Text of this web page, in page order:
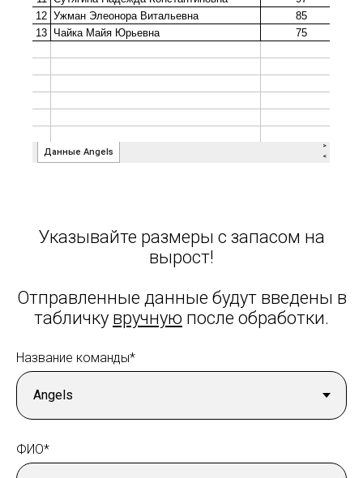
Указывайте размеры с запасом на
вырост!
Отправленные данные будут введены в
табличку вручную после обработки.
Название команды*
ФИО*